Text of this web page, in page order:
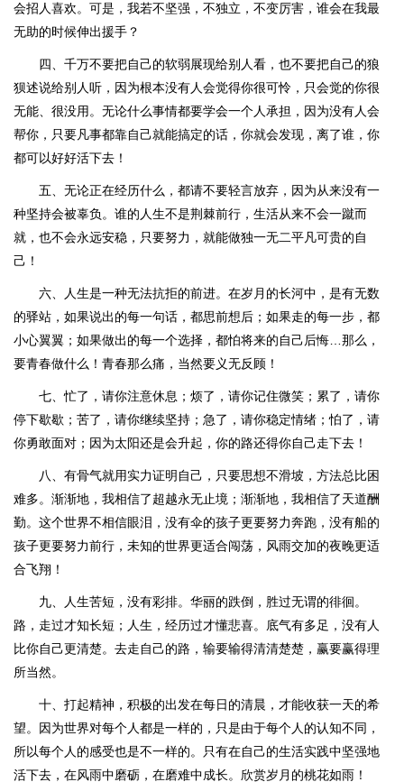
会招人喜欢。可是，我若不坚强，不独立，不变厉害，谁会在我最
无助的时候伸出援手？
四、千万不要把自己的软弱展现给别人看，也不要把自己的狼
狈述说给别人听，因为根本没有人会觉得你很可怜，只会觉的你很
无能、很没用。无论什么事情都要学会一个人承担，因为没有人会
帮你，只要凡事都靠自己就能搞定的话，你就会发现，离了谁，你
都可以好好活下去！
五、无论正在经历什么，都请不要轻言放弃，因为从来没有一
种坚持会被辜负。谁的人生不是荆棘前行，生活从来不会一蹴而
就，也不会永远安稳，只要努力，就能做独一无二平凡可贵的自
己！
六、人生是一种无法抗拒的前进。在岁月的长河中，是有无数
的驿站，如果说出的每一句话，都思前想后；如果走的每一步，都
小心翼翼；如果做出的每一个选择，都怕将来的自己后悔…那么，
要青春做什么！青春那么痛，当然要义无反顾！
七、忙了，请你注意休息；烦了，请你记住微笑；累了，请你
停下歇歇；苦了，请你继续坚持；急了，请你稳定情绪；怕了，请
你勇敢面对；因为太阳还是会升起，你的路还得你自己走下去！
八、有骨气就用实力证明自己，只要思想不滑坡，方法总比困
难多。渐渐地，我相信了超越永无止境；渐渐地，我相信了天道酬
勤。这个世界不相信眼泪，没有伞的孩子更要努力奔跑，没有船的
孩子更要努力前行，未知的世界更适合闯荡，风雨交加的夜晚更适
合飞翔！
九、人生苦短，没有彩排。华丽的跌倒，胜过无谓的徘徊。
路，走过才知长短；人生，经历过才懂悲喜。底气有多足，没有人
比你自己更清楚。去走自己的路，输要输得清清楚楚，赢要赢得理
所当然。
十、打起精神，积极的出发在每日的清晨，才能收获一天的希
望。因为世界对每个人都是一样的，只是由于每个人的认知不同，
所以每个人的感受也是不一样的。只有在自己的生活实践中坚强地
活下去，在风雨中磨砺，在磨难中成长。欣赏岁月的桃花如雨！